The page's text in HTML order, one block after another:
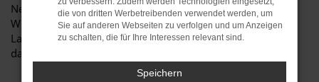
Neuwagen für Bautzen bis ins kleinste Detail nach eigenen
Wünschen festzulegen. Entscheiden Sie individuell, welche
Lackierung, Motorisierung und Innenausstattung es sein
darf. Wir beraten Sie gern.
die von dritten Werbetreibenden verwendet werden, um
Sie auf anderen Webseiten zu verfolgen und um Anzeigen
zu schalten, die für Ihre Interessen relevant sind.
Speichern